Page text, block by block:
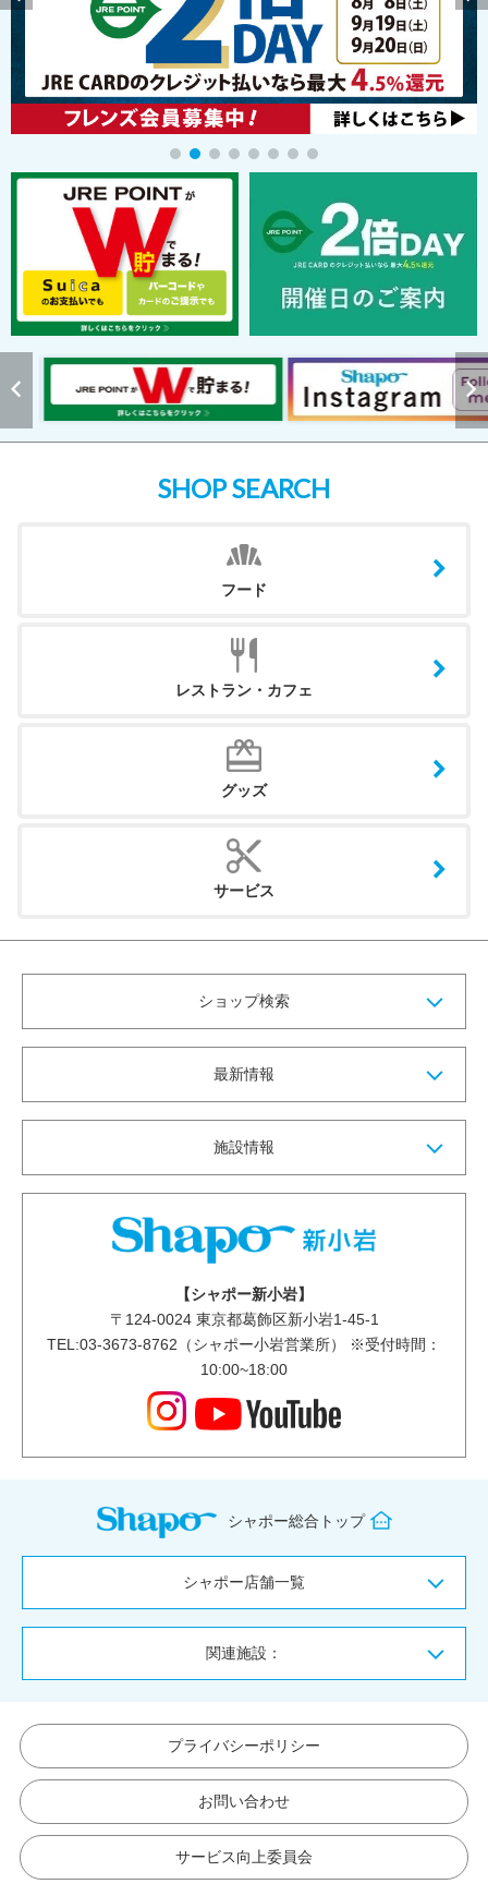
SHOP SEARCH
フード
レストラン・カフェ
グッズ
サービス
ショップ検索
最新情報
施設情報
【シャポー新小岩】
〒 124-0024東京都葛飾区新小岩1-45-1
TEL:03-3673-8762（シャポー小岩営業所） ※受付時間：
10:00~18:00
シャポー総合トップ
シャポー店舗一覧
関連施設：
プライバシーポリシー
お問い合わせ
サービス向上委員会